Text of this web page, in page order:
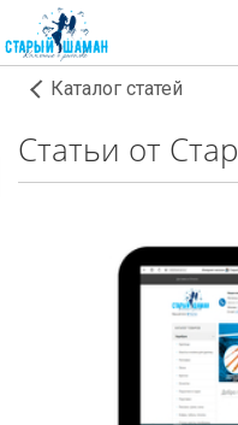
Каталог статей
Статьи от